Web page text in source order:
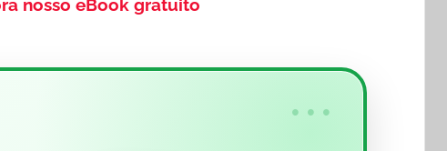
nosso eBook gratuito
•••